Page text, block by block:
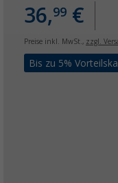
36,99 €
Preise inkl. MwSt., zzgl.
Bis zu 5%